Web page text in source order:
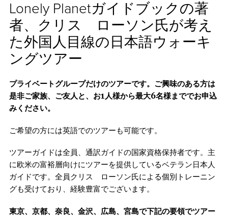
Lonely Planetガイドブックの著
者、クリス ローソン氏が考え
た外国人目線の日本語ウォーキ
ングツアー
プライベートグループだけのツアーです。ご興味のある方は
是非ご家族、ご友人と、お1人様から最大6名様まででお申込
みください。
ご希望の方には英語でのツアーも可能です。
ツアーガイドは全員、通訳ガイドの国家資格保持者です。主
に欧米の富裕層向けにツアーを提供しているベテラン日本人
ガイドです。全員クリス ローソン氏による個別トレーニン
グも受けており、経験豊富でございます。
東京、京都、奈良、金沢、広島、宮島で下記の要領でツアー